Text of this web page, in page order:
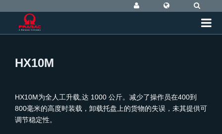
HX10M
HX10M为全人工升载,达 1000 公斤。减少了操作员在400到
800毫米的高度时装载，卸载托盘上的货物的失误，未其提供可
调节稳定性。